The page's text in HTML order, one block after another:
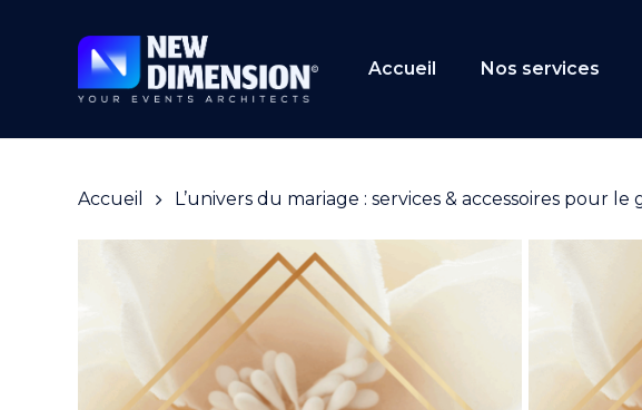
Accueil Nos services
Accueil L’univers du mariage : services & accessoires pour